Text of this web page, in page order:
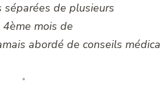
séparées de plusieurs
mois de
abordé de conseils